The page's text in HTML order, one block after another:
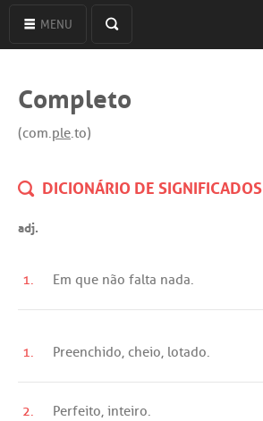
MENU
Completo
(com.ple.to)
DICIONÁRIO DE SIGNIFICADOS
adj.
1. Em que não falta nada.
1. Preenchido, cheio, lotado.
2. Perfeito, inteiro.